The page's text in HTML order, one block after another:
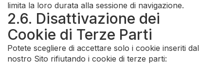
limita la loro durata alla sessione di navigazione.
2.6. Disattivazione dei
Cookie di Terze Parti
Potete scegliere di accettare solo i cookie inseriti dal
nostro Sito rifiutando i cookie di terze parti: